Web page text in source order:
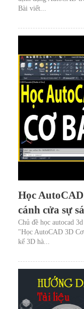
Bài viết...
Học
cánh cửa sự
Chủ đề học autocad
"Học AutoCAD 3D
kế 3D hà...